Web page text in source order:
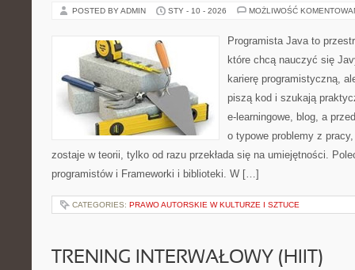
POSTED BY ADMIN STY - 10 - 2026 MOŻLIWOŚĆ
Programista Java to
które chcą nauczyć się
karierę programistyczną,
piszą kod i szukają
e-learningowe, blog, a
o typowe problemy z
zostaje w teorii, tylko od razu przekłada się na umiejętności.
programistów i Frameworki i biblioteki. W […]
CATEGORIES: PRAWO AUTORSKIE W KULTURZE I SZTUCE
TRENING INTERWAŁOWY (HIIT)